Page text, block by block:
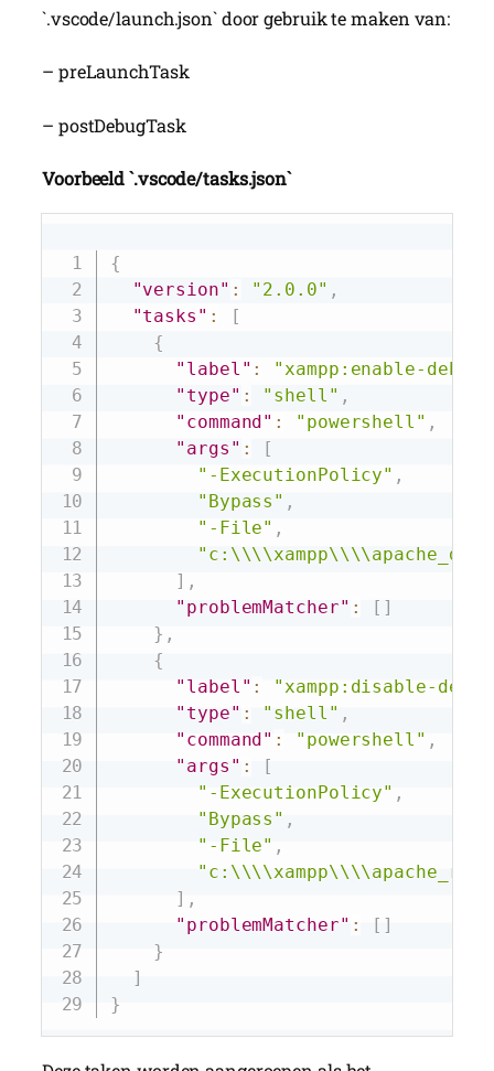
`.vscode/launch.json` door gebruik te maken van:
– preLaunchTask
– postDebugTask
Voorbeeld `.vscode/tasks.json`
{
"version" : "2.0.0" ,
"tasks" :
[
{
"label" : "xampp:enable-debug"
"type" : "shell" ,
"command" : "powershell" ,
"args" :
[
"-ExecutionPolicy" ,
"Bypass" ,
"-File" ,
] ,
"problemMatcher" : [ ]
} ,
{
"label" :
"xampp:disable-
"type" : "shell" ,
"command" : "powershell" ,
"args" :
[
"-ExecutionPolicy" ,
"Bypass" ,
"-File" ,
] ,
"problemMatcher" : [ ]
}
]
}